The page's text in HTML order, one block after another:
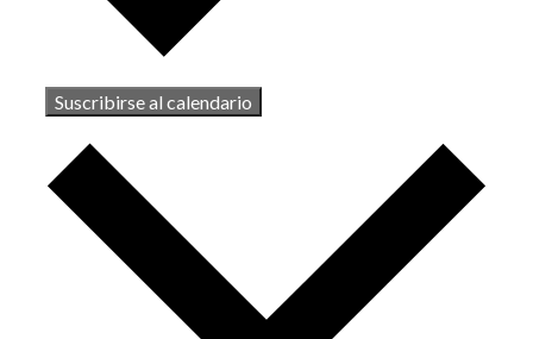
Suscribirse al calendario